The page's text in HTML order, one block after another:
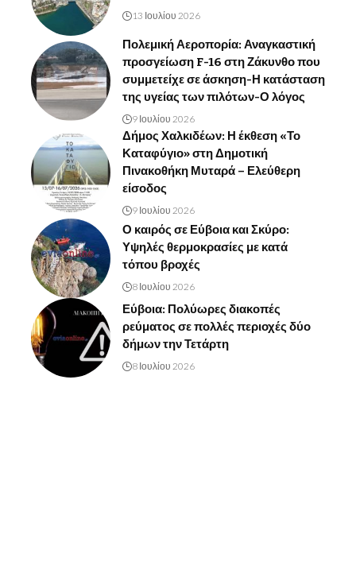
13 Ιουλίου 2026
Πολεμική Αεροπορία: Αναγκαστική
προσγείωση F-16 στη Ζάκυνθο που
συμμετείχε σε άσκηση-Η κατάσταση
της υγείας των πιλότων-Ο λόγος
9 Ιουλίου 2026
Δήμος Χαλκιδέων: Η έκθεση «Το
Καταφύγιο» στη Δημοτική
Πινακοθήκη Μυταρά – Ελεύθερη
είσοδος
9 Ιουλίου 2026
Ο καιρός σε Εύβοια και Σκύρο:
Υψηλές θερμοκρασίες με κατά
τόπου βροχές
8 Ιουλίου 2026
Εύβοια: Πολύωρες διακοπές
ρεύματος σε πολλές περιοχές δύο
δήμων την Τετάρτη
8 Ιουλίου 2026